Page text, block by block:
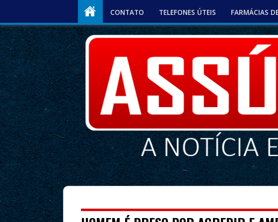
CONTATO TELEFONES ÚTEIS FARMÁCIAS